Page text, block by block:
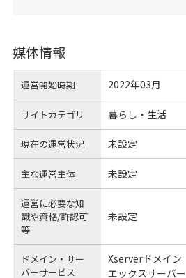
媒体情報
運営開始時期 2022年03月
サイトカテゴリ 暮らし・生活
現在の運営状況 未設定
主な運営主体 未設定
運営に必要な知
識や資格/許認可
等
未設定
ドメイン・サー
バーサービス
Xserverドメイン
エックスサーバー